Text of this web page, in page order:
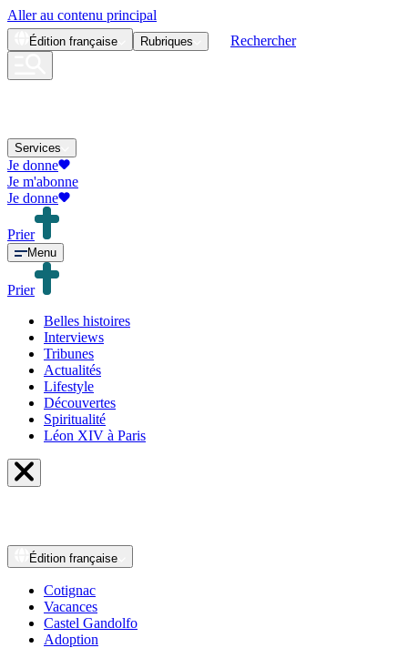
Aller au contenu principal
Édition française Rubriques Rechercher
Services
Je donne
Je m'abonne
Je donne
Prier
Menu
Prier
Belles histoires
Interviews
Tribunes
Actualités
Lifestyle
Découvertes
Spiritualité
Léon XIV à Paris
Édition française
Cotignac
Vacances
Castel Gandolfo
Adoption